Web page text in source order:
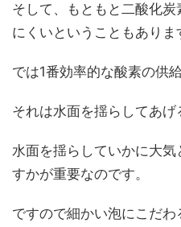
そして、もともと二酸化
にくいということもありま
では1番効率的な酸素の供
それは水面を揺らしてあげ
水面を揺らしていかに大
すかが重要なのです。
ですので細かい泡にこだ